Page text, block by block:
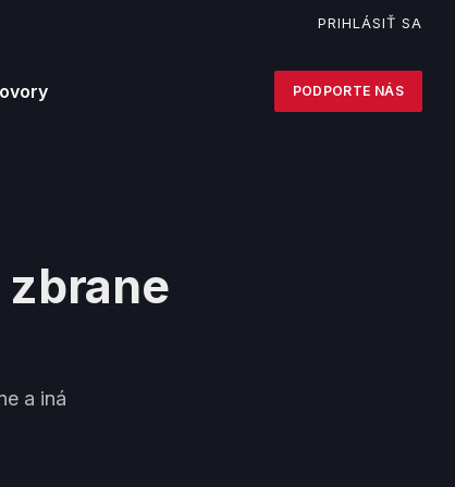
PRIHLÁSIŤ SA
PODPORTE NÁS
a iná